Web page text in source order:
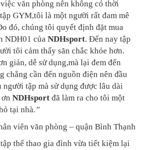
văn phòng nên không có thời
GYM,tôi là một người rất đam mê
đó, chúng tôi quyết định đặt mua
NDH01 của NDHsport. Đến nay tập
tôi cảm thấy săn chắc khỏe hơn.
giản, dễ sử dụng,mà lại đem đến
chẳng cần đến nguồn điện nên đầu
tập mà sử dụng được lâu dài
NDHsport đã làm ra cho tôi một
tại nhà.”
viên văn phòng – quận Bình Thạnh
thể thao gia đình vừa tiết kiệm lại